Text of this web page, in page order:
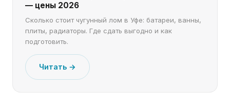
— цены 2026
Сколько стоит чугунный лом в Уфе: батареи, ванны,
плиты, радиаторы. Где сдать выгодно и как
подготовить.
Читать →